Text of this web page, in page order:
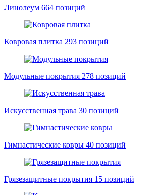
Линолеум 664 позиций
Ковровая плитка 293 позиций
Модульные покрытия 278 позиций
Искусственная трава 30 позиций
Гимнастические ковры 40 позиций
Грязезащитные покрытия 15 позиций